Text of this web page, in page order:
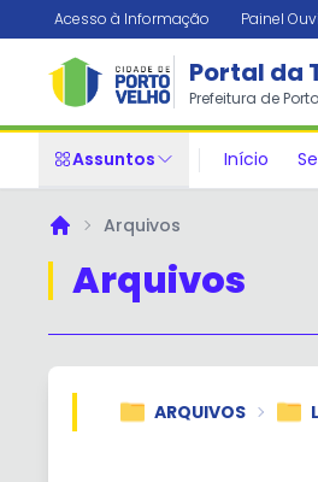
Acesso à Informação Painel
Portal da
Prefeitura de
Assuntos Início
PrincipalArquivos
Arquivos
ARQUIVOS